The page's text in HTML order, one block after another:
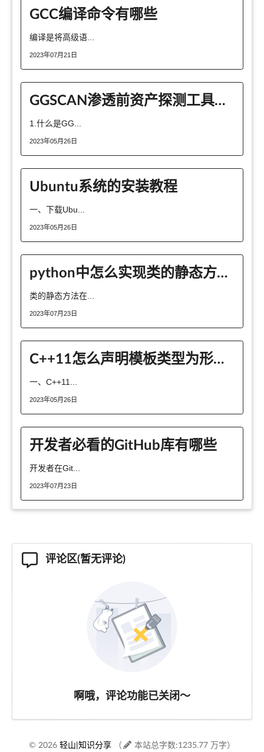
GCC编译命令有哪些
编译是将高级语...
2023年07月21日
GGSCAN渗透前资产探测工具怎么用
1.什么是GG...
2023年05月26日
Ubuntu系统的安装教程
一、下载Ubu...
2023年05月26日
python中怎么实现类的静态方法和类的类方法
类的静态方法在...
2023年07月23日
C++11怎么声明模板类型为形参或友元
一、C++11...
2023年05月26日
开发者必看的GitHub库有哪些
开发者在Git...
2023年07月23日
评论区(暂无评论)
啊哦，评论功能已关闭～
© 2026轻山|知识分享 （ 本站总字数:1235.77 万字）